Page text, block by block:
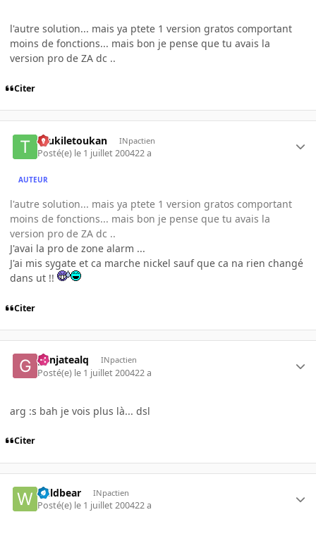
l'autre solution... mais ya ptete 1 version gratos comportant
moins de fonctions... mais bon je pense que tu avais la
version pro de ZA dc ..
Citer
toukiletoukan INpactien
Posté(e) le 1 juillet 200422 a
AUTEUR
l'autre solution... mais ya ptete 1 version gratos comportant
moins de fonctions... mais bon je pense que tu avais la
version pro de ZA dc ..
J'avai la pro de zone alarm ...
J'ai mis sygate et ca marche nickel sauf que ca na rien changé
dans ut !!
Citer
ganjatealq INpactien
Posté(e) le 1 juillet 200422 a
arg :s bah je vois plus là... dsl
Citer
Wildbear INpactien
Posté(e) le 1 juillet 200422 a